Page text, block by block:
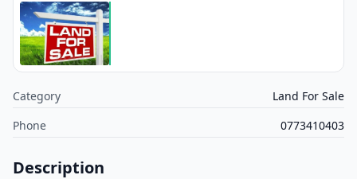
Category
Land For Sale
Phone
0773410403
Description